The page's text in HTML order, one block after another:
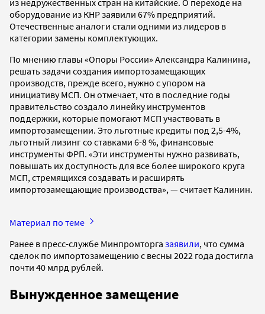
оборудование из КНР заявили 67% предприятий.
Отечественные аналоги стали одними из лидеров в
категории замены комплектующих.
По мнению главы «Опоры России» Александра Калинина,
решать задачи создания импортозамещающих
производств, прежде всего, нужно с упором на
инициативу МСП. Он отмечает, что в последние годы
правительство создало линейку инструментов
поддержки, которые помогают МСП участвовать в
импортозамещении. Это льготные кредиты под 2,5-4%,
льготный лизинг со ставками 6-8 %, финансовые
инструменты ФРП. «Эти инструменты нужно развивать,
повышать их доступность для все более широкого круга
МСП, стремящихся создавать и расширять
импортозамещающие производства», — считает Калинин.
Материал по теме
Ранее в пресс-службе Минпромторга заявили, что сумма
сделок по импортозамещению с весны 2022 года достигла
почти 40 млрд рублей.
Вынужденное замещение